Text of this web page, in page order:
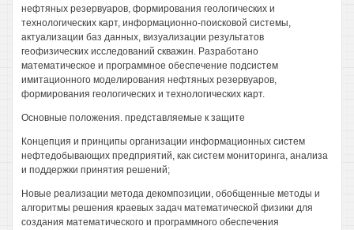
нефтяных резервуаров, формирования геологических и
технологических карт, информационно-поисковой системы,
актуализации баз данных, визуализации результатов
геофизических исследований скважин. Разработано
математическое и программное обеспечение подсистем
имитационного моделирования нефтяных резервуаров,
формирования геологических и технологических карт.
Основные положения. представляемые к защите
Концепция и принципы организации информационных систем
нефтедобывающих предприятий, как систем мониторинга, анализа
и поддержки принятия решений;
Новые реализации метода декомпозиции, обобщенные методы и
алгоритмы решения краевых задач математической физики для
создания математического и программного обеспечения